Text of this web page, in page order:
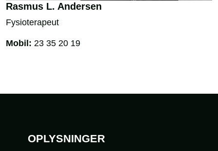
Rasmus L. Andersen
Fysioterapeut
Mobil: 23 35 20 19
OPLYSNINGER